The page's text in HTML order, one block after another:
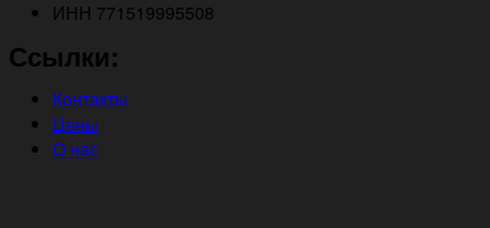
ИНН 771519995508
Ссылки:
Контакты
Цены
О нас